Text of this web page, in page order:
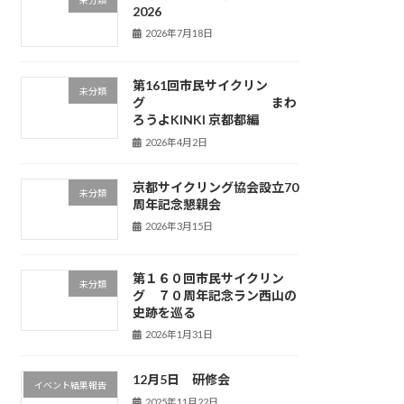
2026
2026年7月18日
未分類
第161回市民サイクリン
グ まわ
ろうよKINKI 京都都編
2026年4月2日
未分類
京都サイクリング協会設立70
周年記念懇親会
2026年3月15日
未分類
第１６０回市民サイクリン
グ ７０周年記念ラン西山の
史跡を巡る
2026年1月31日
イベント結果報告 12月5日 研修会
2025年11月22日